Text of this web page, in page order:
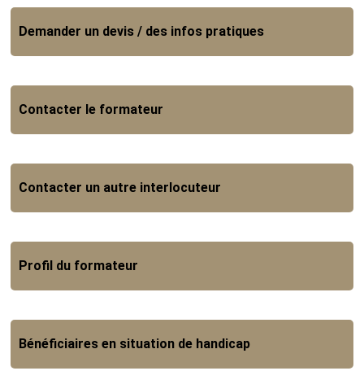
Demander un devis / des infos pratiques
Contacter le formateur
Contacter un autre interlocuteur
Profil du formateur
Bénéficiaires en situation de handicap